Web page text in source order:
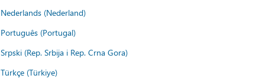
Nederlands (Nederland)
Português (Portugal)
Srpski (Rep. Srbija i Rep. Crna Gora)
Türkçe (Türkiye)